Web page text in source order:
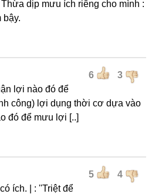
dịp mưu ích riêng cho mình :
bậy.
6 3
lợi nào đó để
công) lợi dụng thời cơ dựa vào
đó để mưu lợi [..]
5 4
ích. | : ''Triệt để